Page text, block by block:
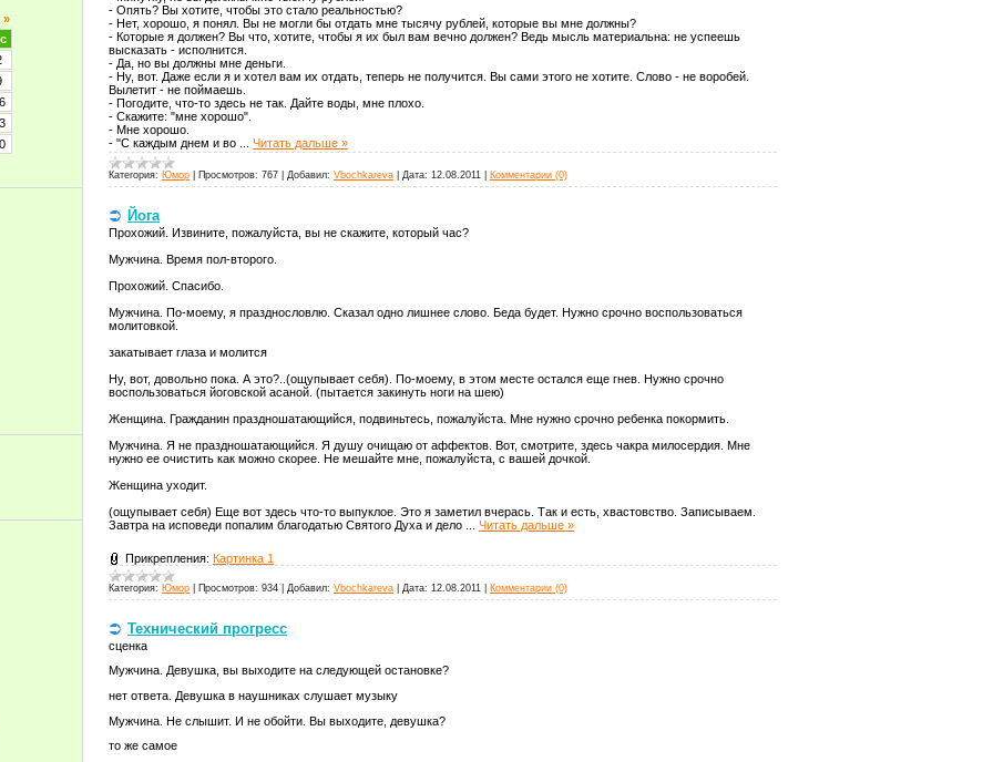
»
- Опять? Вы хотите, чтобы это стало реальностью?
- Нет, хорошо, я понял. Вы не могли бы отдать мне тысячу рублей, которые вы мне должны?
- Которые я должен? Вы что, хотите, чтобы я их был вам вечно должен? Ведь мысль материальна: не успеешь
высказать - исполнится.
- Да, но вы должны мне деньги.
- Ну, вот. Даже если я и хотел вам их отдать, теперь не получится. Вы сами этого не хотите. Слово - не воробей.
Вылетит - не поймаешь.
- Погодите, что-то здесь не так. Дайте воды, мне плохо.
- Скажите: "мне хорошо".
- Мне хорошо.
- "С каждым днем и во
Читать дальше »
Категория: Юмор Просмотров: 767 Добавил: Vbochkareva Дата: 12.08.2011 Комментарии (0)
Йога
Прохожий. Извините, пожалуйста, вы не скажите, который час?
Мужчина. Время пол-второго.
Прохожий. Спасибо.
Мужчина. По-моему, я празднословлю. Сказал одно лишнее слово. Беда будет. Нужно срочно воспользоваться
молитовкой.
закатывает глаза и молится
Ну, вот, довольно пока. А это?..(ощупывает себя). По-моему, в этом месте остался еще гнев. Нужно срочно
воспользоваться йоговской асаной. (пытается закинуть ноги на шею)
Женщина. Гражданин праздношатающийся, подвиньтесь, пожалуйста. Мне нужно срочно ребенка покормить.
Мужчина. Я не праздношатающийся. Я душу очищаю от аффектов. Вот, смотрите, здесь чакра милосердия. Мне
нужно ее очистить как можно скорее. Не мешайте мне, пожалуйста, с вашей дочкой.
Женщина уходит.
(ощупывает себя) Еще вот здесь что-то выпуклое. Это я заметил вчерась. Так и есть, хвастовство. Записываем.
Завтра на исповеди попалим благодатью Святого Духа и дело
Читать дальше »
Прикрепления: Картинка 1
Категория: Юмор Просмотров: 934 Добавил: Vbochkareva Дата: 12.08.2011 Комментарии (0)
Технический прогресс
сценка
Мужчина. Девушка, вы выходите на следующей остановке?
нет ответа. Девушка в наушниках слушает музыку
Мужчина. Не слышит. И не обойти. Вы выходите, девушка?
то же самое